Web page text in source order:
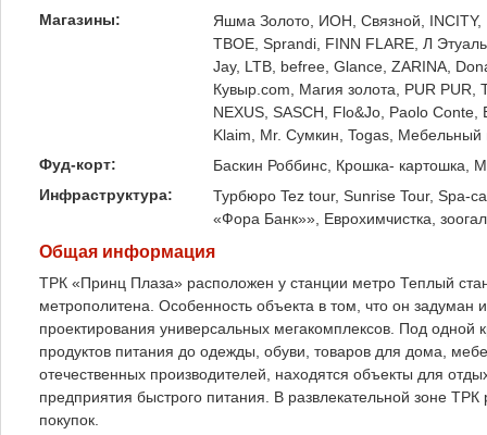
Магазины:
Яшма Золото, ИОН, Связной,
ТВОЕ, Sprandi, FINN FLARE, Л
Jay, LTB, befree, Glance, ZARINA,
Кувыр.com, Магия золота, PUR PUR,
NEXUS, SASCH, Flo&Jo, Paolo
Klaim, Mr. Сумкин, Togas, Мебельный
Фуд-корт:
Баскин Роббинс, Крошка- картошка,
Инфраструктура:
Турбюро Tez tour, Sunrise Tour, Spa-
«Фора Банк»», Еврохимчистка,
Общая информация
ТРК «Принц Плаза» расположен у станции метро Теплый
метрополитена. Особенность объекта в том, что он
проектирования универсальных мегакомплексов. Под
продуктов питания до одежды, обуви, товаров для дома,
отечественных производителей, находятся объекты для
предприятия быстрого питания. В развлекательной зоне
покупок.